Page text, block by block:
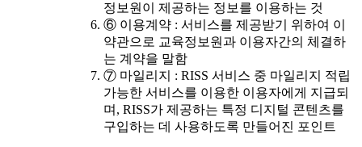
정보원이 제공하는 정보를 이용하는 것
⑥ 이용계약 : 서비스를 제공받기 위하여 이
약관으로 교육정보원과 이용자간의 체결하
는 계약을 말함
⑦ 마일리지 : RISS 서비스 중 마일리지 적립
가능한 서비스를 이용한 이용자에게 지급되
며, RISS가 제공하는 특정 디지털 콘텐츠를
구입하는 데 사용하도록 만들어진 포인트